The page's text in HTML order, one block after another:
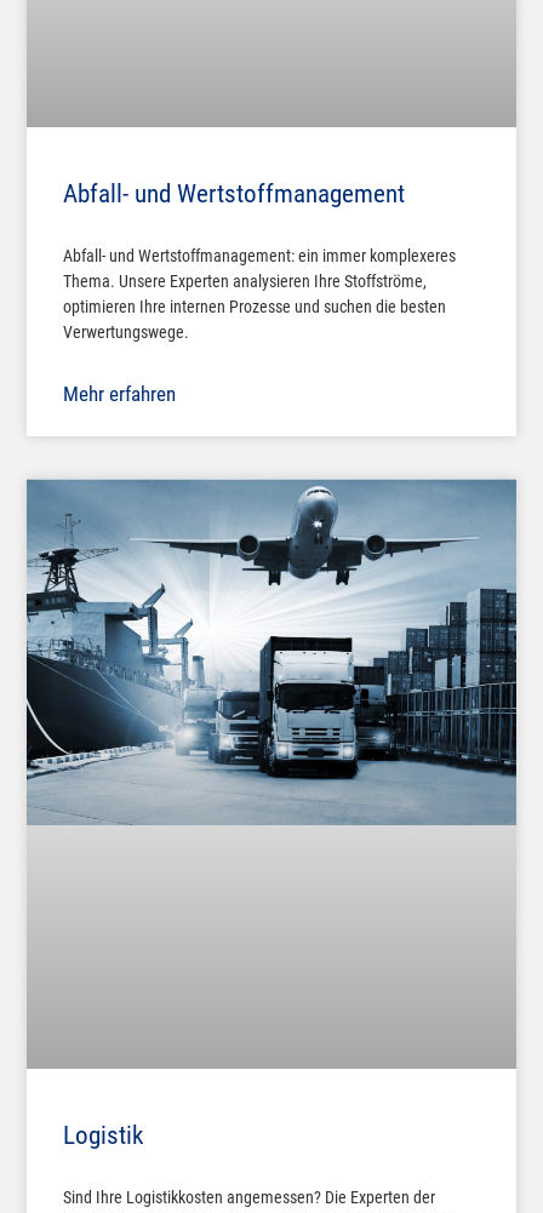
Abfall- und Wertstoffmanagement
Abfall- und Wertstoffmanagement: ein immer komplexeres
Thema. Unsere Experten analysieren Ihre Stoffströme,
optimieren Ihre internen Prozesse und suchen die besten
Verwertungswege.
Mehr erfahren
Logistik
Sind Ihre Logistikkosten angemessen? Die Experten der